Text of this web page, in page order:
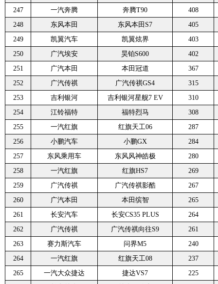
247 一汽奔腾 奔腾T90
408
248
东风本田 东风本田S7
405
249
凯翼汽车 凯翼炫界
403
250
广汽埃安 昊铂S600
402
251
广汽本田 本田冠道
367
252
广汽传祺 广汽传祺GS4
315
253
吉利银河 吉利银河星舰7 EV
310
254
江铃福特 福特烈马
308
255
一汽红旗 红旗天工06
287
256
小鹏汽车 小鹏GX
284
257
东风乘用车 东风风神皓极
280
258
一汽红旗 红旗HS7
269
259
广汽传祺 广汽传祺影酷
267
260
广汽本田 本田缤智
265
261
长安汽车 长安CS35 PLUS
264
262
广汽传祺 广汽传祺向往S9
261
263
赛力斯汽车 问界M5
240
264
一汽红旗 红旗天工08
237
265
一汽大众捷达 捷达VS7
225